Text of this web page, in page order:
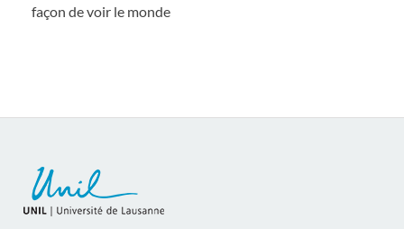
façon de voir le monde